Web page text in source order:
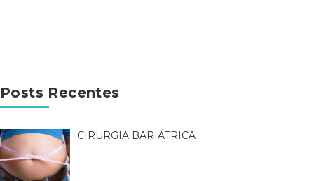
Posts Recentes
CIRURGIA BARIÁTRICA